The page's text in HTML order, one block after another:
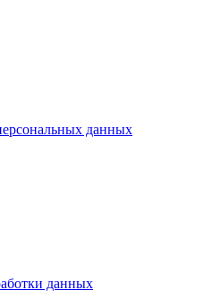
данных
данных